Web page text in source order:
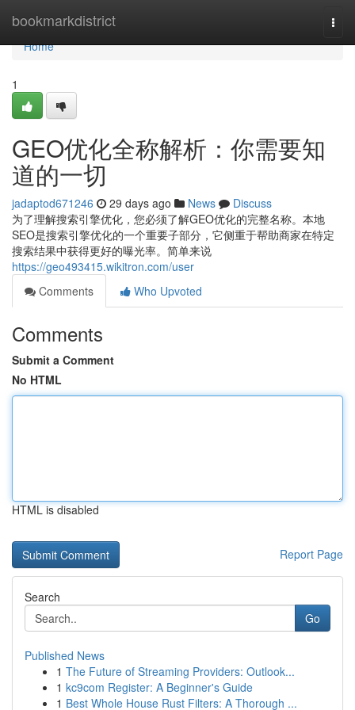
bookmarkdistrict
Home
Home
1
GEO优化全称解析：你需要知
道的一切
jadaptod671246 29 days ago News
Discuss
为了理解搜索引擎优化，您必须了解GEO优化的完整名称。本地
SEO是搜索引擎优化的一个重要子部分，它侧重于帮助商家在特定
搜索结果中获得更好的曝光率。简单来说
https://geo493415.wikitron.com/user
Comments
Who Upvoted
Comments
Submit a Comment
No HTML
HTML is disabled
Report Page
Search
Go
Published News
1 The Future of Streaming Providers: Outlook...
1 kc9com Register: A Beginner's Guide
1 Best Whole House Rust Filters: A Thorough ...